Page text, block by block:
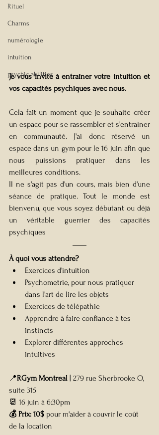
Rituel
Charms
numérologie
intuition
psychic abilities
Je vous invite à entraîner votre intuition et
vos capacités psychiques avec nous.
Cela fait un moment que je souhaite créer
un espace pour se rassembler et s'entraîner
en communauté. J'ai donc réservé un
espace dans un gym pour le 16 juin afin que
nous puissions pratiquer dans les
meilleures conditions.
Il ne s'agit pas d'un cours, mais bien d'une
séance de pratique. Tout le monde est
bienvenu, que vous soyez débutant ou déjà
un véritable guerrier des capacités
psychiques
À quoi vous attendre?
Exercices d'intuition
Psychometrie, pour nous pratiquer
dans l'art de lire les objets
Exercices de télépathie
Apprendre à faire confiance à tes
instincts
Explorer différentes approches
intuitives
📍RGym Montreal
| 279 rue Sherbrooke O,
suite 315
📆 16 juin à 6:30pm
💰 Prix: 10$ pour m'aider à couvrir le coût
de la location